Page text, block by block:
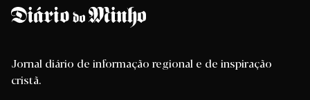
Jornal diário de informação regional e de inspiração
cristã.